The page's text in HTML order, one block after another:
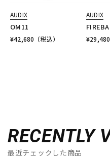
AUDIX
OM11
¥42,680 （税込）
AUDIX
¥29,480
RECENTLY
最近チェックした商品